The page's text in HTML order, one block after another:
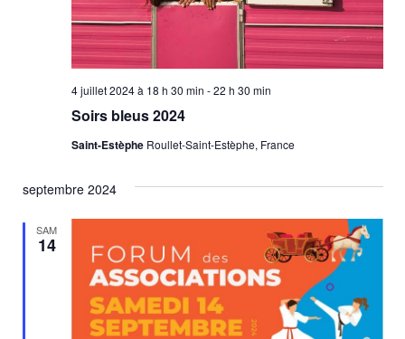
Soirs bleus 2024
4 juillet 2024 à 18 h 30 min -22 h 30 min
Saint-Estèphe Roullet-Saint-Estèphe, France
septembre 2024
SAM
14